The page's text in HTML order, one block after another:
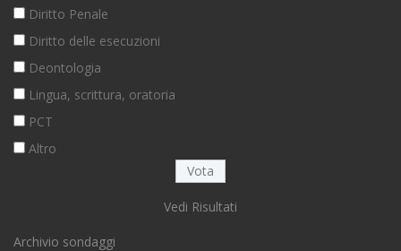
Diritto Penale
Diritto delle esecuzioni
Deontologia
Lingua, scrittura, oratoria
PCT
Altro
Vedi Risultati
Archivio sondaggi